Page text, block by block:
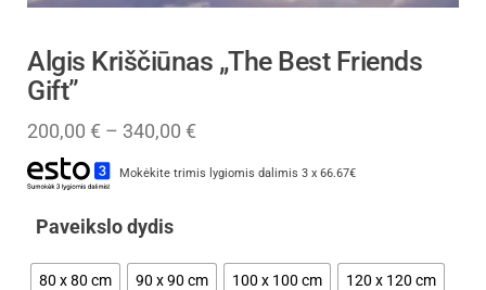
Algis Kriščiūnas „The Best Friends
Gift”
200,00 € – 340,00 €
Mokėkite trimis lygiomis dalimis 3 x 66.67€
Paveikslo dydis
80 x 80 cm 90 x 90 cm 100 x 100 cm 120 x 120 cm